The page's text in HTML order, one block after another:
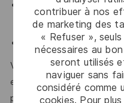
contribuer à nos
de marketing des
« Refuser »,
nécessaires au
seront utilisés
naviguer sans
considéré comme
cookies. Pour
Idéalement une
(fonctionnel ou
Anglais : pratique orale
Vous êtes reconnu pour
et travailler en transverse
pluridisciplinaires ?